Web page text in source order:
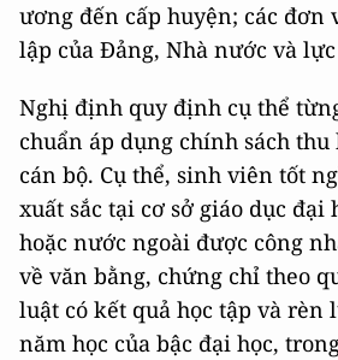
ương đến cấp huyện; các đơn
lập của Đảng, Nhà nước và
Nghị định quy định cụ thể
chuẩn áp dụng chính sách thu
cán bộ. Cụ thể, sinh viên tốt
xuất sắc tại cơ sở giáo dục đại
hoặc nước ngoài được công
về văn bằng, chứng chỉ theo
luật có kết quả học tập và rèn
năm học của bậc đại học,